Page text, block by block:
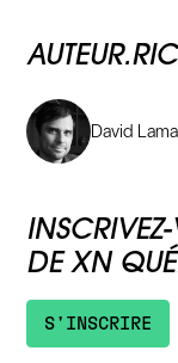
David
DE XN
S'INSCRIRE